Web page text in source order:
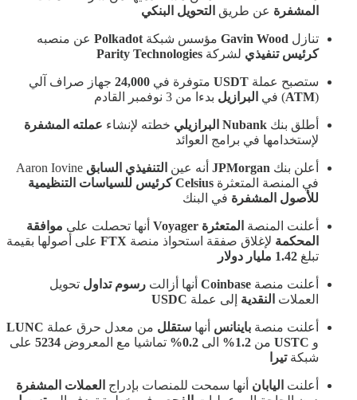
المشفرة عن طريق التحويل البنكي
تنازل Gavin Wood مؤسس شبكة Polkadot عن منصبه
كرئيس تنفيذي لشركة Parity Technologies
ستصبح عملة USDT متوفرة في 24,000 جهاز صراف آلي
(
ATM) في البرازيل بدءا من 3 نوفمبر القادم
أطلق بنك Nubank البرازيلي خطته لإنشاء عملته المشفرة
لإستخدامها في برامج العوائد
أعلن بنك JPMorgan أنه عين التنفيذي السابق Aaron Iovine
في المنصة المتعثرة
Celsius كرئيس للسياسات التنظيمية
للأصول المشفرة في البنك
أعلنت المنصة المتعثرة Voyager أنها تحصلت على موافقة
المحكمة لإغلاق صفقة استحواذ منصة FTX على أصولها بقيمة
تبلغ 1.42 مليار دولار
أعلنت منصة Coinbase أنها أزالت رسوم تداول تحويل
العملات النقدية إلى عملة USDC
أعلنت منصة باينانس أنها ستقلل من معدل حرق عملة LUNC
و USTC من الى 0.2% تماشيا مع المعروض 5234 على
شبكةتيرا
أعلنت اليابان أنها سمحت للمنصات بإدراج العملات المشفرة